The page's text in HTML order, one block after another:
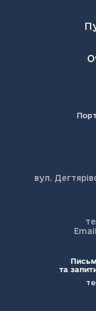
вул.
та